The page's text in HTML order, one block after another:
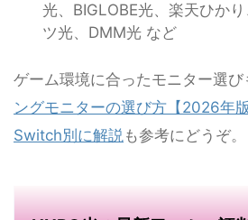
光、BIGLOBE光、楽天ひか
ツ光、DMM光 など
ゲーム環境に合ったモニター選び
ングモニターの選び方【2026年
Switch別に解説も参考にどうぞ。